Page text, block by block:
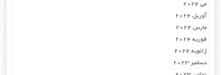
می 2024
آوریل 2024
مارس 2024
فوریه 2024
ژانویه 2024
دسامبر 2023